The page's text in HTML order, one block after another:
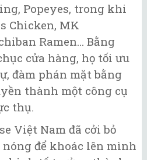
Popeyes, trong khi
Chicken, MK
Ramen... Bằng
cửa hàng, họ tối ưu
đàm phán mặt bằng
thành một công cụ
thụ.
Việt Nam đã cởi bỏ
để khoác lên mình